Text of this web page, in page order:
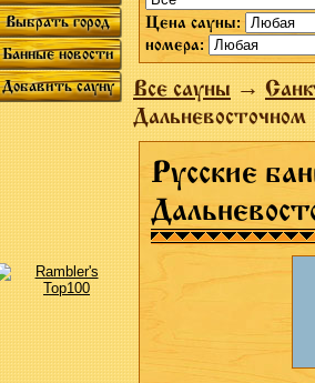
Выбрать город
Банные новости
Добавить сауну
Цена сауны:
номера:
Все сауны→
Дальневосточном
Русские